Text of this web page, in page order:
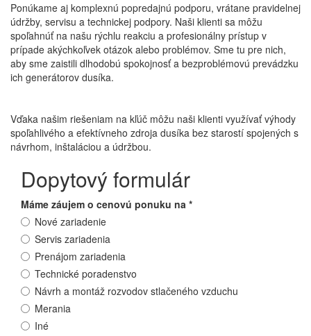
Ponúkame aj komplexnú popredajnú podporu, vrátane pravidelnej
údržby, servisu a technickej podpory. Naši klienti sa môžu
spoľahnúť na našu rýchlu reakciu a profesionálny prístup v
prípade akýchkoľvek otázok alebo problémov. Sme tu pre nich,
aby sme zaistili dlhodobú spokojnosť a bezproblémovú prevádzku
ich generátorov dusíka.
Vďaka našim riešeniam na kľúč môžu naši klienti využívať výhody
spoľahlivého a efektívneho zdroja dusíka bez starostí spojených s
návrhom, inštaláciou a údržbou.
Dopytový formulár
Máme záujem o cenovú ponuku na *
Nové zariadenie
Servis zariadenia
Prenájom zariadenia
Technické poradenstvo
Návrh a montáž rozvodov stlačeného vzduchu
Merania
Iné